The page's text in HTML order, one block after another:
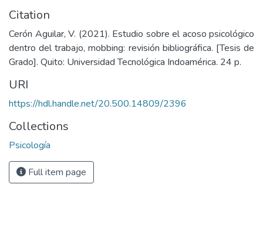
Citation
Cerón Aguilar, V. (2021). Estudio sobre el acoso psicológico
dentro del trabajo, mobbing: revisión bibliográfica. [Tesis de
Grado]. Quito: Universidad Tecnológica Indoamérica. 24 p.
URI
https://hdl.handle.net/20.500.14809/2396
Collections
Psicología
Full item page